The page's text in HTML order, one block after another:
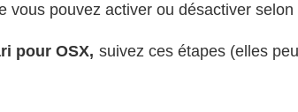
vous pouvez activer ou désactiver
pour OSX, suivez ces étapes (elles